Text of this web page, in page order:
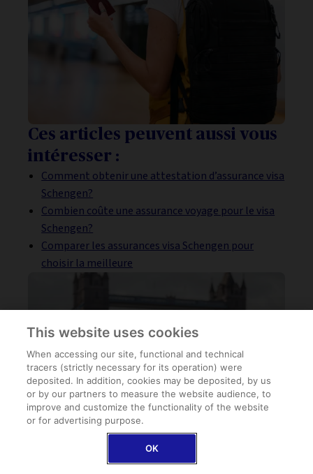
Ces articles peuvent aussi vous
intéresser :
Comment obtenir une attestation d’assurance visa
Schengen?
Combien coûte une assurance voyage pour le visa
Schengen?
Comparer les assurances visa Schengen pour
choisir la meilleure
This website uses cookies
When accessing our site, functional and technical
tracers (strictly necessary for its operation) were
deposited. In addition, cookies may be deposited, by us
or by our partners to measure the website audience, to
improve and customize the functionality of the website
or for advertising purpose.
OK